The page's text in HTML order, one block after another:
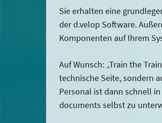
Sie erhalten eine
der d.velop Software.
Komponenten auf Ihrem
Auf Wunsch: „Train the
technische Seite, sondern
Personal ist dann schnell
documents selbst zu